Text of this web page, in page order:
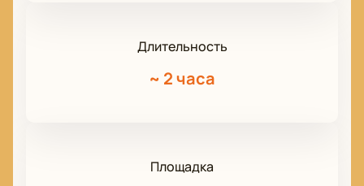
Длительность
~ 2 часа
Площадка